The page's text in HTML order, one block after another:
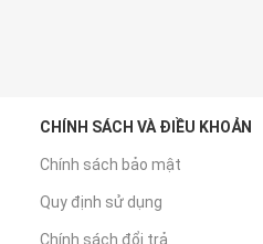
CHÍNH SÁCH VÀ ĐIỀU KHOẢN
Chính sách bảo mật
Quy định sử dụng
Chính sách đổi trả